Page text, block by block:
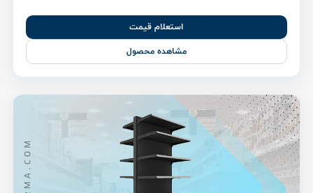
استعلام قیمت
مشاهده محصول